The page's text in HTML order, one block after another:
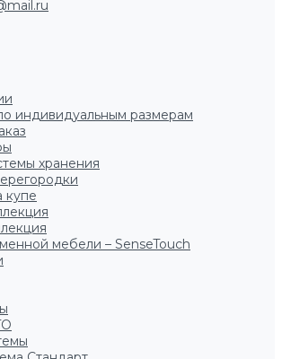
индивидуальным размерам
хранения
купе
мебели – SenseTouch